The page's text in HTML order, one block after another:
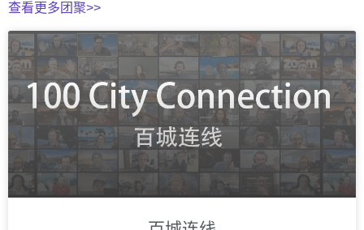
查看更多团聚>>